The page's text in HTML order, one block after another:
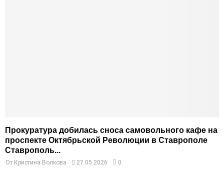
Прокуратура добилась сноса самовольного кафе на
проспекте Октябрьской Революции в Ставрополе
Ставрополь...
От Кристина Волкова 27.05.2026 0